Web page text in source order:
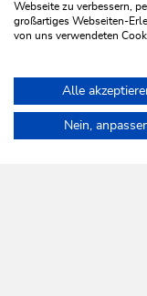
Home Plan & book
Webseite zu verbessern,
großartiges Webseiten-
von uns verwendeten
Alle
Nein,